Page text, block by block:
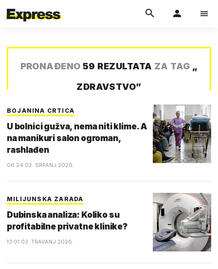
PRONAĐENO 59 REZULTATA ZA TAG „
ZDRAVSTVO”
BOJANINA CRTICA
U bolnici gužva, nema niti klime. A
na manikuri salon ogroman,
rashlađen
06:24 02. SRPANJ 2026.
MILIJUNSKA ZARADA
Dubinska analiza: Koliko su
profitabilne privatne klinike?
13:01 03. TRAVANJ 2026.